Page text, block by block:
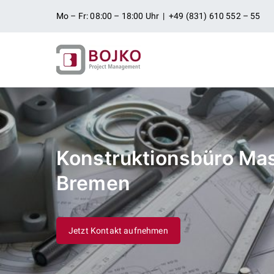
Mo – Fr: 08:00 – 18:00 Uhr | +49 (831) 610 552 – 55
Konstruktionsbüro
Bremen
Jetzt Kontakt aufnehmen